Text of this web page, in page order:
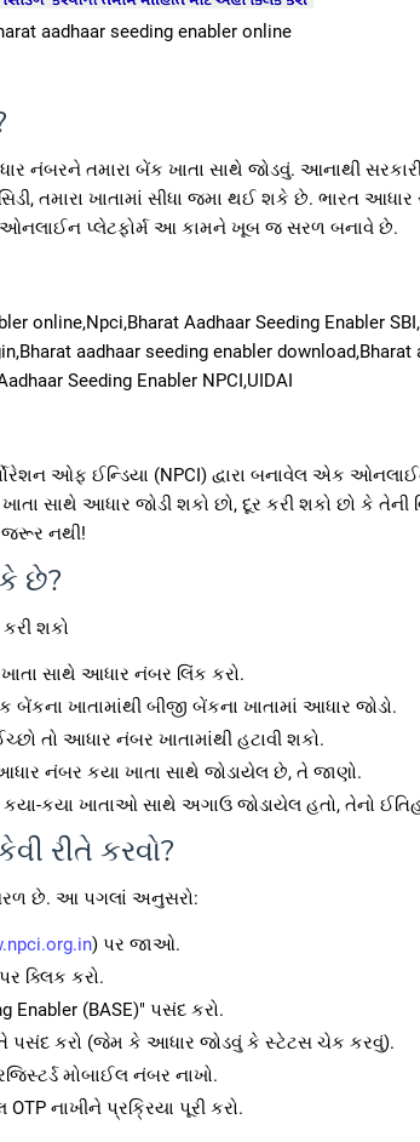
aadhaar seeding enabler online
નંબરને તમારા બેંક ખાતા સાથે જોડવું. આનાથી
તમારા ખાતામાં સીધા જમા થઈ શકે છે. ભારત આધાર
પ્લેટફોર્મ આ કામને ખૂબ જ સરળ બનાવે છે.
online,Npci,Bharat Aadhaar Seeding Enabler
aadhaar seeding enabler download,Bharat
Seeding Enabler NPCI,UIDAI
ઓફ ઈન્ડિયા (NPCI) દ્વારા બનાવેલ એક
સાથે આધાર જોડી શકો છો, દૂર કરી શકો છો કે તેની
જરૂર નથી!
છે?
શકો
સાથે આધાર નંબર લિંક કરો.
બેંકના ખાતામાંથી બીજી બેંકના ખાતામાં આધાર જોડો.
તો આધાર નંબર ખાતામાંથી હટાવી શકો.
નંબર કયા ખાતા સાથે જોડાયેલ છે, તે જાણો.
કયા ખાતાઓ સાથે અગાઉ જોડાયેલ હતો, તેનો
રીતે કરવો?
છે. આ પગલાં અનુસરો:
) પર જાઓ.
ક્લિક કરો.
Enabler (BASE)" પસંદ કરો.
પસંદ કરો (જેમ કે આધાર જોડવું કે સ્ટેટસ ચેક કરવું).
મોબાઈલ નંબર નાખો.
નાખીને પ્રક્રિયા પૂરી કરો.